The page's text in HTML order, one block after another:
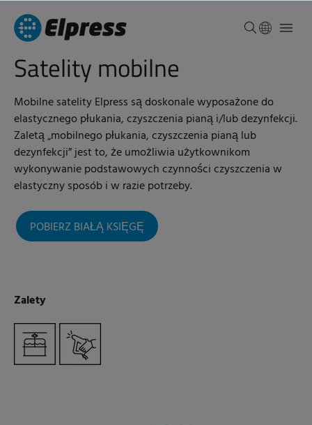
Satelity mobilne
Mobilne satelity Elpress są doskonale wyposażone do
elastycznego płukania, czyszczenia pianą i/lub dezynfekcji.
Zaletą „mobilnego płukania, czyszczenia pianą lub
dezynfekcji” jest to, że umożliwia użytkownikom
wykonywanie podstawowych czynności czyszczenia w
elastyczny sposób i w razie potrzeby.
POBIERZ BIAŁĄ KSIĘGĘ
Zalety